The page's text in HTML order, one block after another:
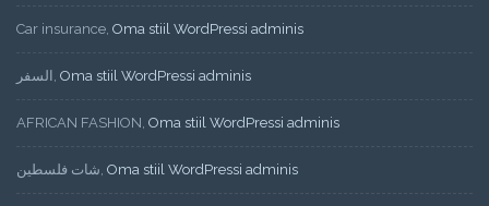
Car insurance Oma stiil WordPressi adminis
السفر Oma stiil WordPressi adminis
AFRICAN FASHION Oma stiil WordPressi adminis
شات فلسطين Oma stiil WordPressi adminis